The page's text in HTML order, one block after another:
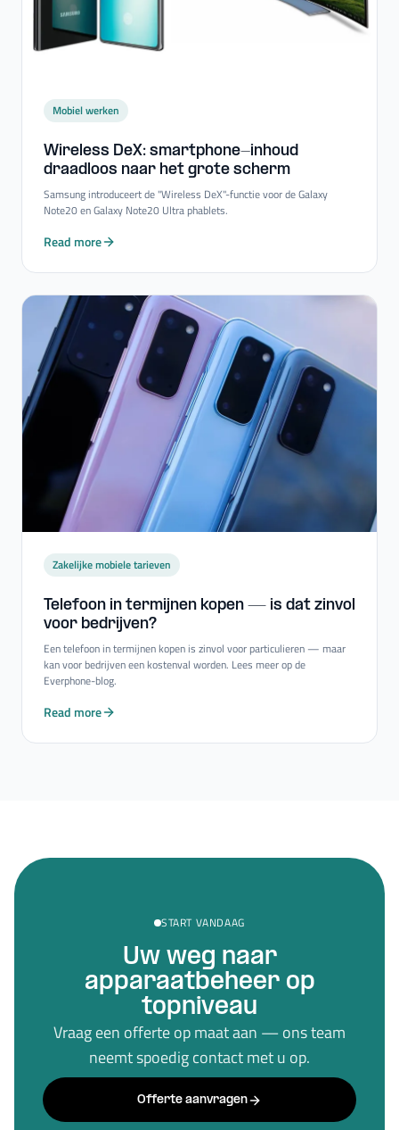
Mobiel werken
Wireless DeX: smartphone-​inhoud
draadloos naar het grote scherm
Samsung introduceert de "Wireless DeX"-functie voor de Galaxy
Note20 en Galaxy Note20 Ultra phablets.
Read more
Zakelijke mobiele tarieven
Telefoon in termijnen kopen — is dat zinvol
voor bedrijven?
Een telefoon in termijnen kopen is zinvol voor particulieren — maar
kan voor bedrijven een kostenval worden. Lees meer op de
Everphone-blog.
Read more
START VANDAAG
Uw weg naar
apparaatbeheer op
topniveau
Vraag een offerte op maat aan — ons team
neemt spoedig contact met u op.
Offerte aanvragen